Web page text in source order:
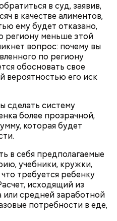
в суд, заявив,
в качестве алиментов,
ему будет отказано,
региону меньше этой
вопрос: почему вы
по региону
обосновать свое
вероятностью его иск
сделать систему
более прозрачной,
которая будет
в себя предполагаемые
учебники, кружки,
требуется ребенку
исходящий из
средней заработной
потребности в еде,
ложки.
кремовый
кости.
цедру
массу, вливать в нее
смешать муку с
эти компоненты
полученной
«микса»
добавлять
пожелаете, и снова
а ложкой или
не измельчить